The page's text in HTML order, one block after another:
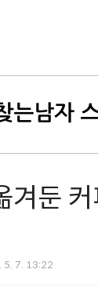
겨둔
5. 7. 13:22